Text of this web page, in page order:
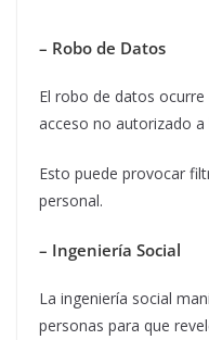
– Robo de Datos
El robo de datos
acceso no autorizado a
Esto puede provocar
personal.
– Ingeniería Social
La ingeniería social
personas para que